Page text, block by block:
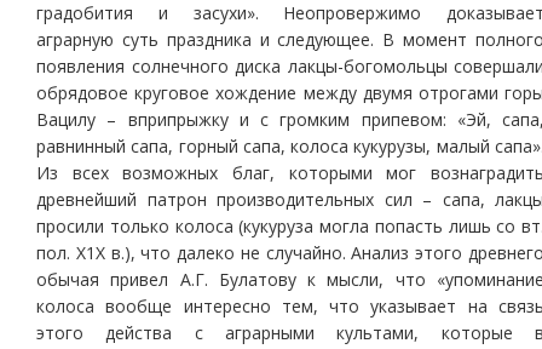
градобития и засухи». Неопровержимо
аграрную суть праздника и следующее. В момент
появления солнечного диска лакцы-богомольцы
обрядовое круговое хождение между двумя отрогами
Вацилу – вприпрыжку и с громким припевом: «Эй,
равнинный сапа, горный сапа, колоса кукурузы, малый
Из всех возможных благ, которыми мог
древнейший патрон производительных сил – сапа,
просили только колоса (кукуруза могла попасть лишь со
пол. Х1Х в.), что далеко не случайно. Анализ этого
обычая привел А.Г. Булатову к мысли, что
колоса вообще интересно тем, что указывает на
этого действа с аграрными культами, которые